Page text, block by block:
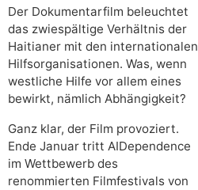
Der Dokumentarfilm beleuchtet
das zwiespältige Verhältnis der
Haitianer mit den internationalen
Hilfsorganisationen. Was, wenn
westliche Hilfe vor allem eines
bewirkt, nämlich Abhängigkeit?
Ganz klar, der Film provoziert.
Ende Januar tritt AIDependence
im Wettbewerb des
renommierten Filmfestivals von